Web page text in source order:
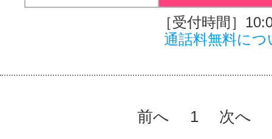
［受付時間］
通話料無料につ
前へ 1 次へ